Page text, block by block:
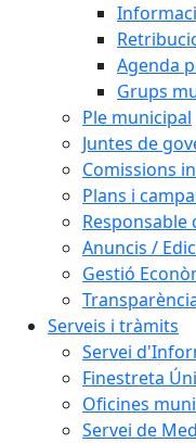
Agenda
Grups
Ple municipal
Juntes de
Comissions
Plans i
Responsable
Anuncis /
Gestió
Serveis i tràmits
Servei
Finestreta
Oficines
Servei de